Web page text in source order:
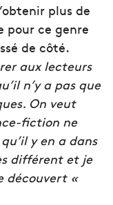
plus de
pour ce genre
de côté.
aux lecteurs
n’y a pas que
On veut
fiction ne
y en a dans
différent et je
découvert «